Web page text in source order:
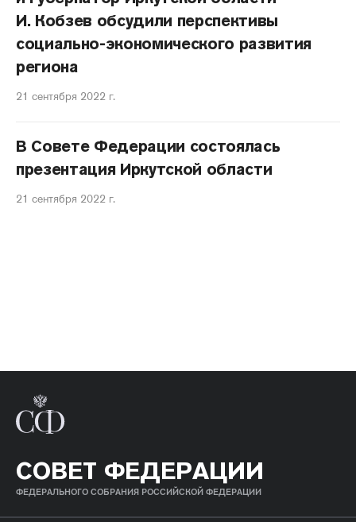
И. Кобзев обсудили перспективы
социально-экономического развития
региона
21 сентября 2022 г.
В Совете Федерации состоялась
презентация Иркутской области
21 сентября 2022 г.
СОВЕТ ФЕДЕРАЦИИ
ФЕДЕРАЛЬНОГО СОБРАНИЯ РОССИЙСКОЙ ФЕДЕРАЦИИ